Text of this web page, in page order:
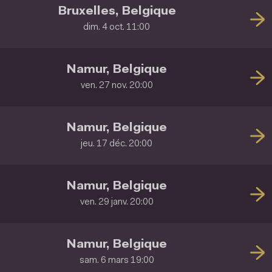
Bruxelles, Belgique
dim. 4 oct. 11:00
Namur, Belgique
ven. 27 nov. 20:00
Namur, Belgique
jeu. 17 déc. 20:00
Namur, Belgique
ven. 29 janv. 20:00
Namur, Belgique
sam. 6 mars 19:00